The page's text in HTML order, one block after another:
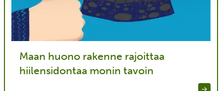
Maan huono rakenne rajoittaa
hiilensidontaa monin tavoin